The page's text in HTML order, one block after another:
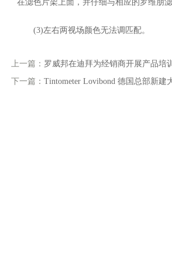
在滤色片架上面，并仔细与相应的罗维朋滤
(3)左右两视场颜色无法调匹配。
上一篇： 罗威邦在迪拜为经销商开展产品培
下一篇： Tintometer Lovibond 德国总部新建